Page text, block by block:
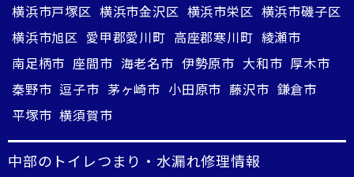
横浜市戸塚区 横浜市金沢区 横浜市栄区 横浜市磯子区
横浜市旭区 愛甲郡愛川町 高座郡寒川町 綾瀬市
南足柄市 座間市 海老名市 伊勢原市 大和市 厚木市
秦野市 逗子市 茅ヶ崎市 小田原市 藤沢市 鎌倉市
平塚市 横須賀市
中部のトイレつまり・水漏れ修理情報